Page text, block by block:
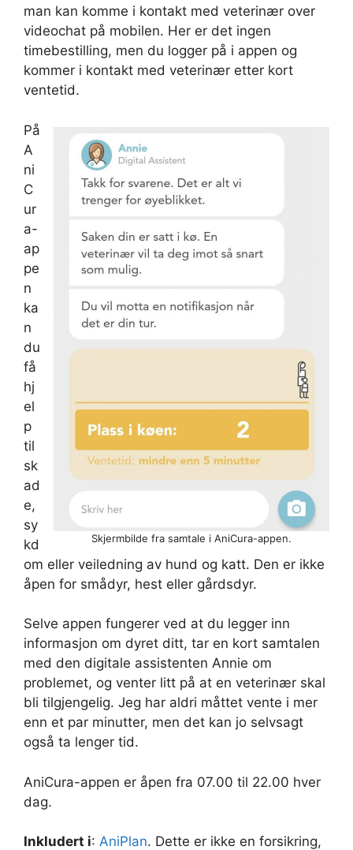
man kan komme i kontakt med veterinær over
videochat på mobilen. Her er det ingen
timebestilling, men du logger på i appen og
kommer i kontakt med veterinær etter kort
ventetid.
Skjermbilde fra samtale i AniCura-appen.
På
A
ni
C
ur
a-
ap
pe
n
ka
n
du
få
hj
el
p
til
sk
ad
e,
sy
kd
om eller veiledning av hund og katt. Den er ikke
åpen for smådyr, hest eller gårdsdyr.
Selve appen fungerer ved at du legger inn
informasjon om dyret ditt, tar en kort samtalen
med den digitale assistenten Annie om
problemet, og venter litt på at en veterinær skal
bli tilgjengelig. Jeg har aldri måttet vente i mer
enn et par minutter, men det kan jo selvsagt
også ta lenger tid.
AniCura-appen er åpen fra 07.00 til 22.00 hver
dag.
Inkludert i: AniPlan. Dette er ikke en forsikring,